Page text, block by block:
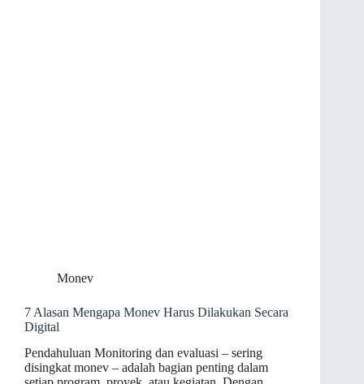
Monev
7 Alasan Mengapa Monev Harus Dilakukan Secara
Digital
Pendahuluan Monitoring dan evaluasi – sering
disingkat monev – adalah bagian penting dalam